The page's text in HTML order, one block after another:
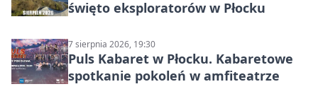
święto eksploratorów w Płocku
7 sierpnia 2026, 19:30
Puls Kabaret w Płocku. Kabaretowe
spotkanie pokoleń w amfiteatrze